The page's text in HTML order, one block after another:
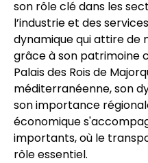
son rôle clé dans les
l’industrie et des
dynamique qui attire de
grâce à son patrimoine
Palais des Rois de
méditerranéenne, son
son importance
économique
importants, où le
rôle essentiel.